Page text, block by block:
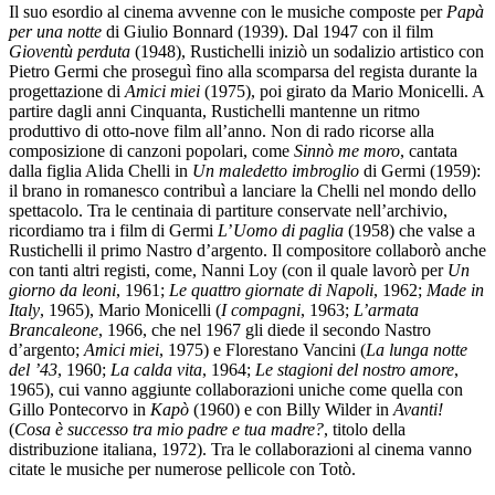
Il suo esordio al cinema avvenne con le musiche composte per Papà
per una notte di Giulio Bonnard (1939). Dal 1947 con il film
Gioventù perduta (1948), Rustichelli iniziò un sodalizio artistico con
Pietro Germi che proseguì fino alla scomparsa del regista durante la
progettazione di Amici miei (1975), poi girato da Mario Monicelli. A
partire dagli anni Cinquanta, Rustichelli mantenne un ritmo
produttivo di otto-nove film all’anno. Non di rado ricorse alla
composizione di canzoni popolari, come Sinnò me moro, cantata
dalla figlia Alida Chelli in Un maledetto imbroglio di Germi (1959):
il brano in romanesco contribuì a lanciare la Chelli nel mondo dello
spettacolo. Tra le centinaia di partiture conservate nell’archivio,
ricordiamo tra i film di Germi L’Uomo di paglia (1958) che valse a
Rustichelli il primo Nastro d’argento. Il compositore collaborò anche
con tanti altri registi, come, Nanni Loy (con il quale lavorò per Un
giorno da leoni, 1961; Le quattro giornate di Napoli, 1962; Made in
Italy, 1965), Mario Monicelli (I compagni, 1963; L’armata
Brancaleone, 1966, che nel 1967 gli diede il secondo Nastro
d’argento; Amici miei, 1975) e Florestano Vancini (La lunga notte
del ’43, 1960; La calda vita, 1964; Le stagioni del nostro amore,
1965), cui vanno aggiunte collaborazioni uniche come quella con
Gillo Pontecorvo in Kapò (1960) e con Billy Wilder in Avanti!
(Cosa è successo tra mio padre e tua madre?, titolo della
distribuzione italiana, 1972). Tra le collaborazioni al cinema vanno
citate le musiche per numerose pellicole con Totò.